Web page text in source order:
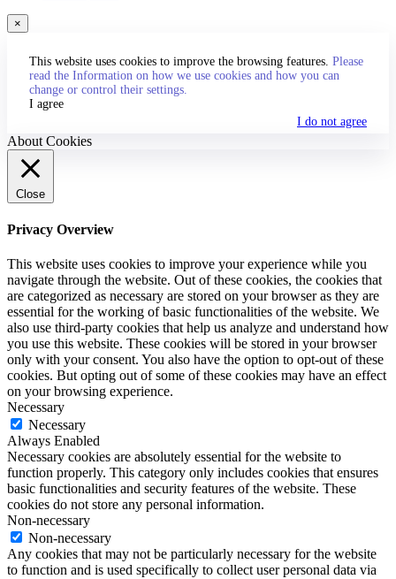
×
This website uses cookies to improve the browsing features. Please
read the Information on how we use cookies and how you can
change or control their settings.
I agree
I do not agree
About Cookies
Close
Privacy Overview
This website uses cookies to improve your experience while you
navigate through the website. Out of these cookies, the cookies that
are categorized as necessary are stored on your browser as they are
essential for the working of basic functionalities of the website. We
also use third-party cookies that help us analyze and understand how
you use this website. These cookies will be stored in your browser
only with your consent. You also have the option to opt-out of these
cookies. But opting out of some of these cookies may have an effect
on your browsing experience.
Necessary
Necessary
Always Enabled
Necessary cookies are absolutely essential for the website to
function properly. This category only includes cookies that ensures
basic functionalities and security features of the website. These
cookies do not store any personal information.
Non-necessary
Non-necessary
Any cookies that may not be particularly necessary for the website
to function and is used specifically to collect user personal data via